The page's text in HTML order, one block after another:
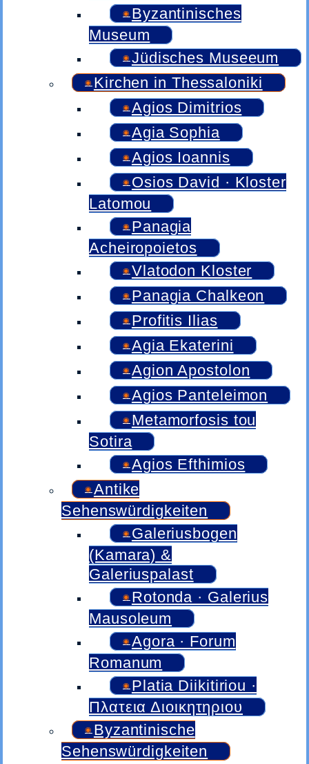
Byzantinisches
Museum
Jüdisches Museeum
Kirchen in Thessaloniki
Agios Dimitrios
Agia Sophia
Agios Ioannis
Osios David · Kloster
Latomou
Panagia
Acheiropoietos
Vlatodon Kloster
Panagia Chalkeon
Profitis Ilias
Agia Ekaterini
Agion Apostolon
Agios Panteleimon
Metamorfosis tou
Sotira
Agios Efthimios
Antike
Sehenswürdigkeiten
Galeriusbogen
(Kamara) &
Galeriuspalast
Rotonda · Galerius
Mausoleum
Agora · Forum
Romanum
Platia Diikitiriou ·
Πλατεια Διοικητηριου
Byzantinische
Sehenswürdigkeiten